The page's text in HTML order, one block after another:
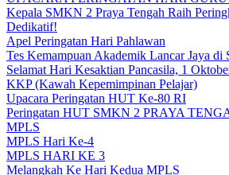
Kepala SMKN 2 Praya Tengah Raih
Dedikatif!
Apel Peringatan Hari Pahlawan
Tes Kemampuan Akademik Lancar Jaya
Selamat Hari Kesaktian Pancasila, 1
KKP (Kawah Kepemimpinan Pelajar)
Upacara Peringatan HUT Ke-80 RI
Peringatan HUT SMKN 2 PRAYA
MPLS
MPLS Hari Ke-4
MPLS HARI KE 3
Melangkah Ke Hari Kedua MPLS